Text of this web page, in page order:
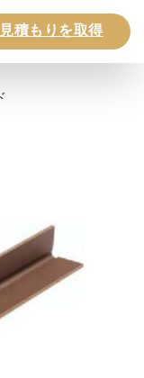
見積もりを取得